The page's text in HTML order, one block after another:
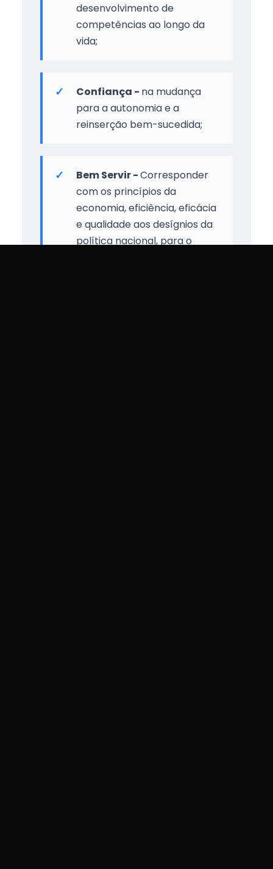
desenvolvimento de
competências ao longo da
vida;
Confiança - na mudança
para a autonomia e a
reinserção bem-sucedida;
Bem Servir -Corresponder
com os princípios da
economia, eficiência, eficácia
e qualidade aos desígnios da
política nacional, para o